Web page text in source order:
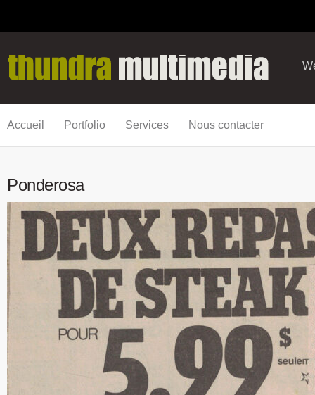
Accueil Portfolio Services Nous contacter
Ponderosa